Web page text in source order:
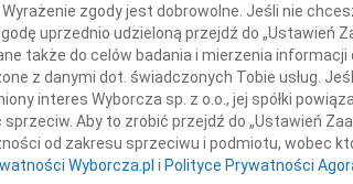
2026 roku zmarł,
3
Z
Z
Z
zgody jest dobrowolne. Jeśli nie
uprzednio udzieloną przejdź do „Ustawień
także do celów badania i mierzenia
z danymi dot. świadczonych Tobie usług.
interes Wyborcza sp. z o.o., jej spółki
Aby to zrobić przejdź do „Ustawień
od zakresu sprzeciwu i podmiotu, wobec
Wyborcza.pl i Polityce Prywatności